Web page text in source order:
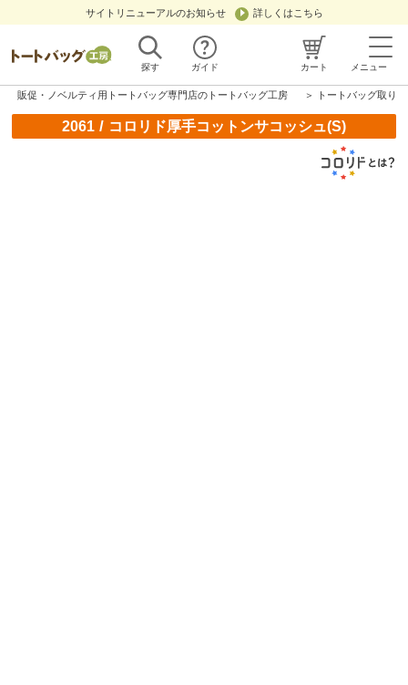
サイトリニューアルのお知らせ 詳しくはこちら
探す ガイド カート メニュー
販促・ノベルティ用トートバッグ専門店のトートバッグ工房 ＞ トートバッグ取り
2061/ コロリド厚手コットンサコッシュ(S)